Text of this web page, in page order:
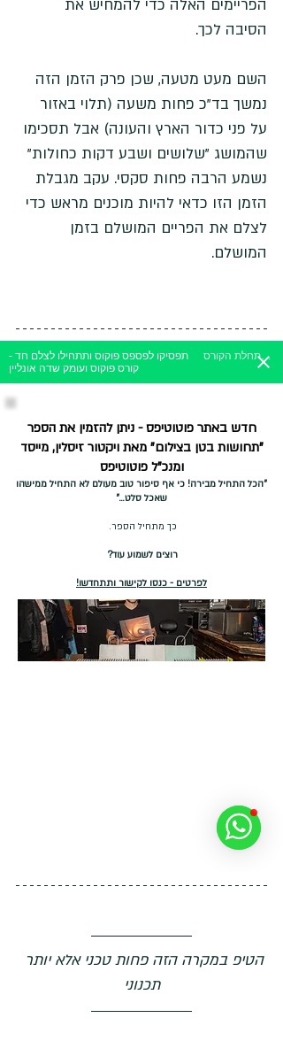
הפריימים האלה כדי להמחיש את
הסיבה לכך.
השם מעט מטעה, שכן פרק הזמן הזה
נמשך בד"כ פחות משעה (תלוי באזור
על פני כדור הארץ והעונה) אבל תסכימו
שהמושג "שלושים ושבע דקות כחולות"
נשמע הרבה פחות סקסי. עקב מגבלת
הזמן הזו כדאי להיות מוכנים מראש כדי
לצלם את הפריים המושלם בזמן
המושלם.
הטיפ במקרה הזה פחות טכני אלא יותר
תכנוני